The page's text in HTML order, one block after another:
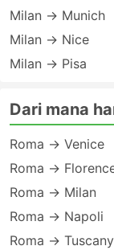
Milan → Munich
Milan → Nice
Milan → Pisa
Dari mana
Roma → Venice
Roma →
Roma → Milan
Roma → Napoli
Roma → Tuscany